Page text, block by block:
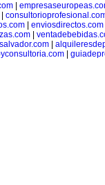
|
enviosdirectos.com
|
|
|